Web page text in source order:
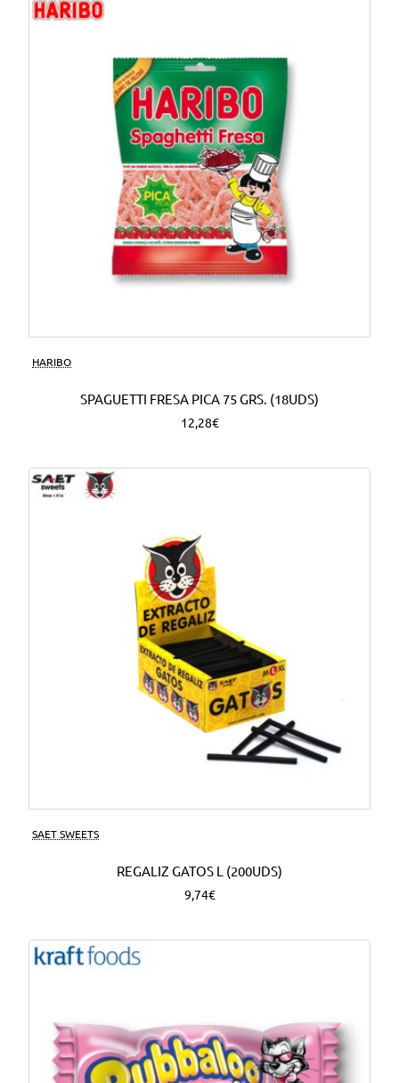
HARIBO
SPAGUETTI FRESA PICA 75 GRS. (18UDS)
12,28€
SAET SWEETS
REGALIZ GATOS L (200UDS)
9,74€